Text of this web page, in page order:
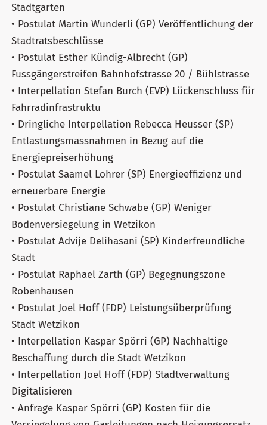
Stadtgarten
• Postulat Martin Wunderli (GP) Veröffentlichung der
Stadtratsbeschlüsse
• Postulat Esther Kündig-Albrecht (GP)
Fussgängerstreifen Bahnhofstrasse 20 / Bühlstrasse
• Interpellation Stefan Burch (EVP) Lückenschluss für
Fahrradinfrastruktu
• Dringliche Interpellation Rebecca Heusser (SP)
Entlastungsmassnahmen in Bezug auf die
Energiepreiserhöhung
• Postulat Saamel Lohrer (SP) Energieeffizienz und
erneuerbare Energie
• Postulat Christiane Schwabe (GP) Weniger
Bodenversiegelung in Wetzikon
• Postulat Advije Delihasani (SP) Kinderfreundliche
Stadt
• Postulat Raphael Zarth (GP) Begegnungszone
Robenhausen
• Postulat Joel Hoff (FDP) Leistungsüberprüfung
Stadt Wetzikon
• Interpellation Kaspar Spörri (GP) Nachhaltige
Beschaffung durch die Stadt Wetzikon
• Interpellation Joel Hoff (FDP) Stadtverwaltung
Digitalisieren
• Anfrage Kaspar Spörri (GP) Kosten für die